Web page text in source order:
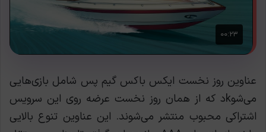
عناوین روز نخست ایکس باکس گیم پس شامل بازی‌هایی
می‌شوkد که از همان روز نخست عرضه روی این سرویس
اشتراکی محبوب منتشر می‌شوند. این عناوین تنوع بالایی